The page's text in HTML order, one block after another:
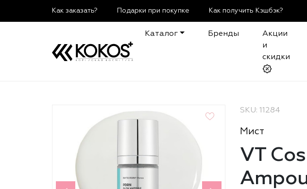
Как заказать? Подарки при покупке Как получить Кэшбэк?
Каталог Бренды
Акции
и
скидки
SKU: 11284
Мист
VT